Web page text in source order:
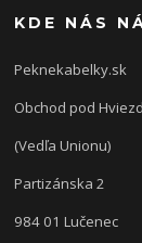
KDE NÁS
Peknekabelky.sk
Obchod pod
(Vedľa Unionu)
Partizánska 2
984 01 Lučenec